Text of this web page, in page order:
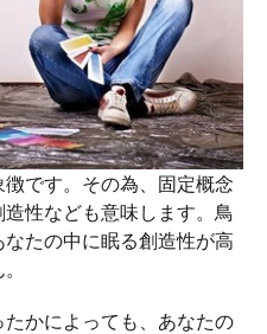
です。その為、固定概念
性なども意味します。鳥
たの中に眠る創造性が高
かによっても、あなたの